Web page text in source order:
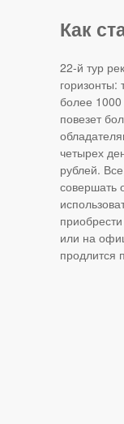
Как
22-й тур
горизонты:
более 1000
повезет
четырех
рублей.
совершать
или на
продлится